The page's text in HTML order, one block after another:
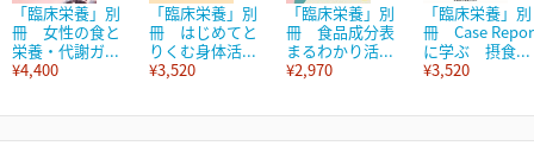
「臨床栄養」別
冊 女性の食と
栄養・代謝ガ...
¥4,400
「臨床栄養」別
冊 はじめてと
りくむ身体活...
¥3,520
「臨床栄養」別
冊 食品成分表
まるわかり活...
¥2,970
「臨床栄養」別
冊 Case
に学ぶ 摂食...
¥3,520